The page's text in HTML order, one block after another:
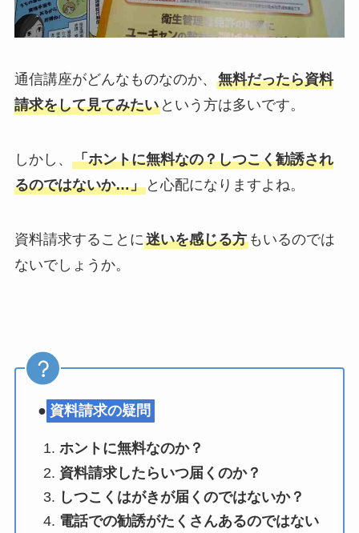
通信講座がどんなものなのか、 無料だったら資料
請求をして見てみたいという方は多いです。
しかし、 「ホントに無料なの？しつこく勧誘され
るのではないか…」と心配になりますよね。
資料請求することに迷いを感じる方もいるのでは
ないでしょうか。
● 資料請求の疑問
ホントに無料なのか？
資料請求したらいつ届くのか？
しつこくはがきが届くのではないか？
電話での勧誘がたくさんあるのではない